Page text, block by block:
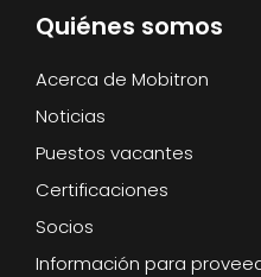
Quiénes somos
Acerca de Mobitron
Noticias
Puestos vacantes
Certificaciones
Socios
Información para